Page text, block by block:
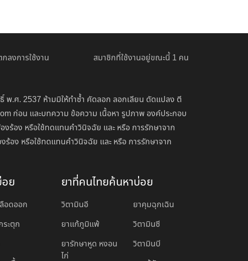
ลงการใช้งาน สมาชิกที่ใช้งานอยู่ขณะนี้ 1 คน
พ.ศ. 2537 ห้ามมิให้ทำซ้ำ คัดลอก ลอกเลียน ดัดแปลง ตี
ก่อน และบทความ ข้อความ เนื้อหา รูปภาพ องค์ประกอบ
ร้อง หรือใช้ทดแทนคำวินิจฉัย และ หรือ การรักษาจาก
ร้อง หรือใช้ทดแทนคำวินิจฉัย และ หรือ การรักษาจาก
ย ยาที่คนไทยค้นหาบ่อย
ลือดออก
ระตุก
วิตามินอี
ยาแก้ภูมิแพ้
ยารักษาหูด หงอน
ไก่
ยาคุมฉุกเฉิน
วิตามินซี
วิตามินบี